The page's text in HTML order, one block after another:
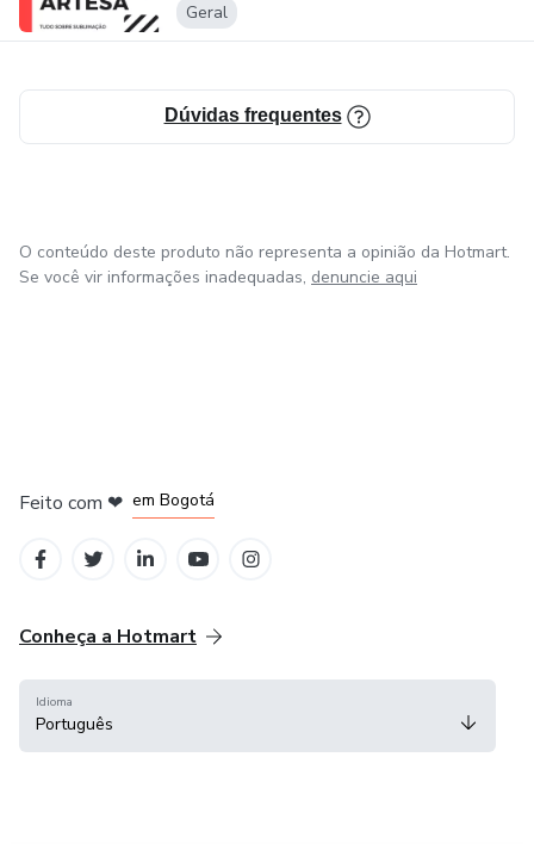
Geral
Dúvidas frequentes
O conteúdo deste produto não representa a opinião da Hotmart.
Se você vir informações inadequadas, denuncie aqui
Feito com ❤ em Bogotá
Conheça a Hotmart
Idioma
Português